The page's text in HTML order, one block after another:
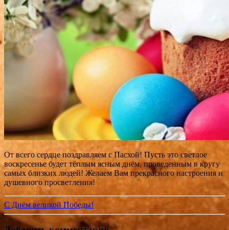
От всего сердце поздравляем с Пасхой! Пусть это светлое
воскресенье будет тёплым ясным днём, проведенным в кругу
самых близких людей! Желаем Вам прекрасного настроения и
душевного просветления!
С Днём великой Победы!